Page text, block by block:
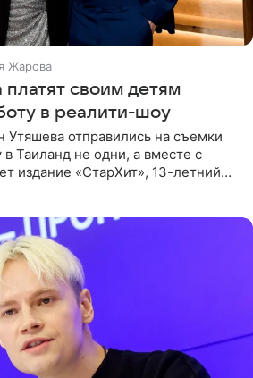
Жарова
своим детям
в реалити-шоу
Утяшева отправились на съемки
Таиланд не одни, а вместе с
издание «СтарХит», 13-летний